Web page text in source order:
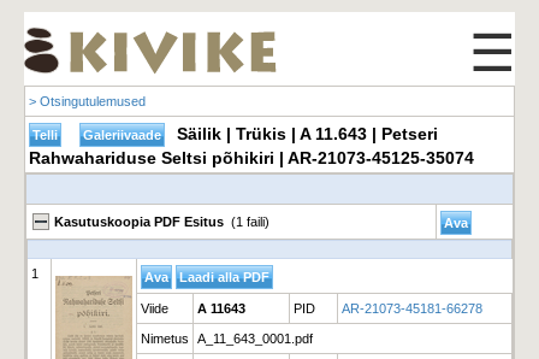
☰
> Otsingutulemused
Säilik | Trükis | A 11.643 | Petseri
Rahwahariduse Seltsi põhikiri | AR-21073-45125-35074
Kasutuskoopia PDF Esitus (1 faili)
1
Viide A 11643 PID AR-21073-45181-66278
Nimetus A_11_643_0001.pdf